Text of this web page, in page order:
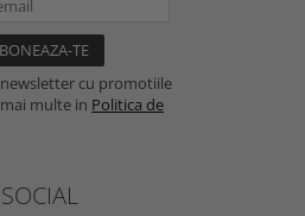
cu promotiile
multe in Politica de
SOCIAL